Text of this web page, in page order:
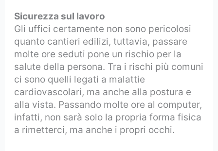
Sicurezza sul lavoro
Gli uffici certamente non sono pericolosi
quanto cantieri edilizi, tuttavia, passare
molte ore seduti pone un rischio per la
salute della persona. Tra i rischi più comuni
ci sono quelli legati a malattie
cardiovascolari, ma anche alla postura e
alla vista. Passando molte ore al computer,
infatti, non sarà solo la propria forma fisica
a rimetterci, ma anche i propri occhi.